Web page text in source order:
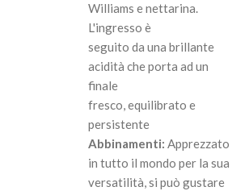
Williams e nettarina.
L'ingresso è
seguito da una brillante
acidità che porta ad un
finale
fresco, equilibrato e
persistente
Abbinamenti: Apprezzato
in tutto il mondo per la sua
versatilità, si può gustare